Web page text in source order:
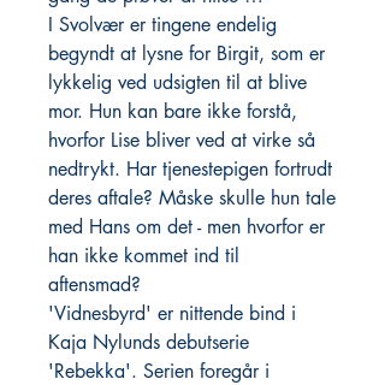
I Svolvær er tingene endelig
begyndt at lysne for Birgit, som er
lykkelig ved udsigten til at blive
mor. Hun kan bare ikke forstå,
hvorfor Lise bliver ved at virke så
nedtrykt. Har tjenestepigen fortrudt
deres aftale? Måske skulle hun tale
med Hans om det - men hvorfor er
han ikke kommet ind til
aftensmad?
'Vidnesbyrd' er nittende bind i
Kaja Nylunds debutserie
'Rebekka'. Serien foregår i